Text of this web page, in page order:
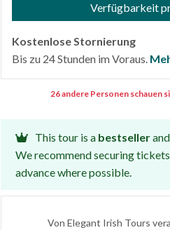
Verfügbarkeit
Kostenlose Stornierung
Bis zu 24 Stunden im Voraus.
26 andere Personen schauen
This tour is a bestseller
We recommend securing
advance where possible.
Von Elegant Irish Tours